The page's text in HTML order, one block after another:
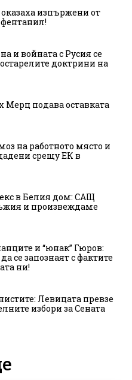
изпържени от
и войната с Русия се
доктрини на
подава оставката
на работното място и
срещу ЕК в
в Белия дом: САЩ
и произвеждаме
и “юнак” Гюров:
се запознаят с фактите
ни!
Левицата превзе
избори за Сената